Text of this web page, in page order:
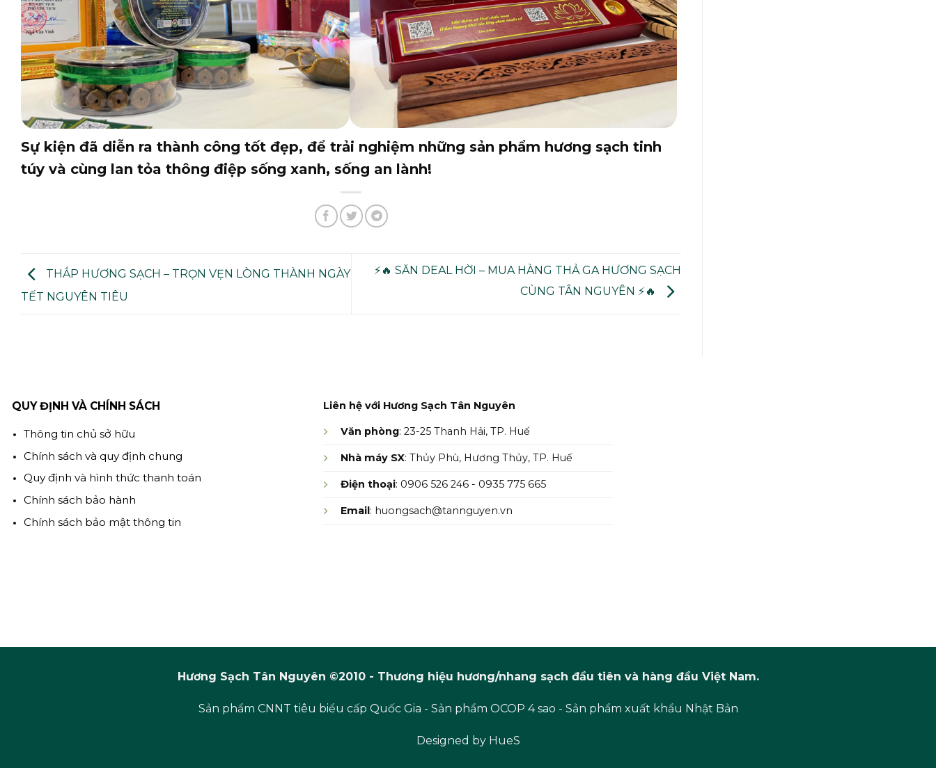
Sự kiện đã diễn ra thành công tốt đẹp, để trải nghiệm những sản phẩm hương sạch tinh
túy và cùng lan tỏa thông điệp sống xanh, sống an lành!
THẮP HƯƠNG SẠCH – TRỌN VẸN LÒNG THÀNH NGÀY
TẾT NGUYÊN TIÊU
⚡🔥 SĂN DEAL HỜI – MUA HÀNG THẢ GA HƯƠNG SẠCH
CÙNG TÂN NGUYÊN ⚡🔥
QUY ĐỊNH VÀ CHÍNH SÁCH
Thông tin chủ sở hữu
Chính sách và quy định chung
Quy định và hình thức thanh toán
Chính sách bảo hành
Chính sách bảo mật thông tin
Liên hệ với Hương Sạch Tân Nguyên
Văn phòng: 23-25 Thanh Hải, TP. Huế
Nhà máy SX: Thủy Phù, Hương Thủy, TP. Huế
Điện thoại: 0906 526 246 - 0935 775 665
Email: huongsach@tannguyen.vn
Hương Sạch Tân Nguyên ©2010 - Thương hiệu hương/nhang sạch đầu tiên và hàng đầu Việt Nam.
Sản phẩm CNNT tiêu biểu cấp Quốc Gia - Sản phẩm OCOP 4 sao - Sản phẩm xuất khẩu Nhật Bản
Designed by HueS